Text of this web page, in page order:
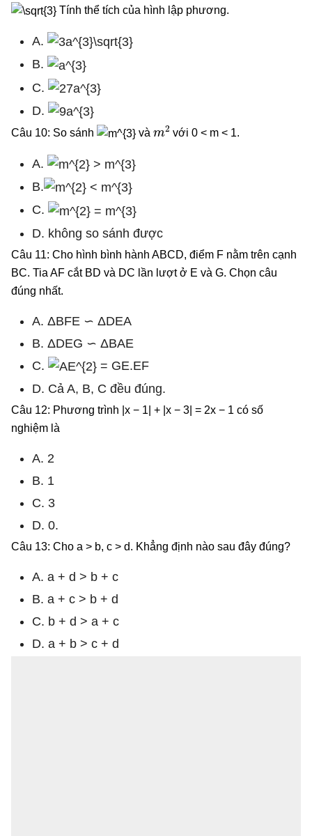
Tính thể tích của hình lập phương.
A.
B.
C.
D.
Câu 10: So sánh và
2
với 0 < m < 1.
A.
B.
C.
D. không so sánh được
Câu 11: Cho hình bình hành ABCD, điểm F nằm trên cạnh
BC. Tia AF cắt BD và DC lần lượt ở E và G. Chọn câu
đúng nhất.
A. ΔBFE ∽ ΔDEA
B. ΔDEG ∽ ΔBAE
C.
= GE.EF
D. Cả A, B, C đều đúng.
Câu 12: Phương trình |x − 1| + |x − 3| = 2x − 1 có số
nghiệm là
A. 2
B. 1
C. 3
D. 0.
Câu 13: Cho a > b, c > d. Khẳng định nào sau đây đúng?
A. a + d > b + c
B. a + c > b + d
C. b + d > a + c
D. a + b > c + d